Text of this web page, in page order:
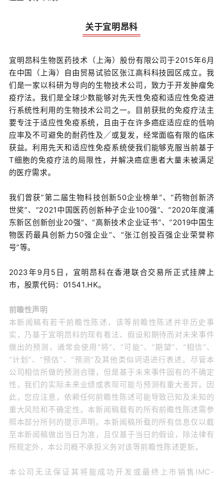
关于宜明昂科
宜明昂科生物医药技术（上海）股份有限公司于2015年6月
在中国（上海）自由贸易试验区张江高科科技园区成立。我
们是一家以科研为导向的生物技术公司，致力于开发肿瘤免
疫疗法。我们是全球少数能够对先天性免疫和适应性免疫进
行系统性利用的生物技术公司之一。目前获批的免疫疗法主
要专注于适应性免疫系统，且由于在许多癌症适应症的低响
应率及不可避免的耐药性及╱或复发，经常面临有限的临床
获益。利用先天和适应性免疫系统使我们能够克服当前基于
T细胞的免疫疗法的局限性，并解决癌症患者大量未被满足
的医疗需求。
我们曾获“第二届生物科技创新50企业榜单”、“药物创新济
世奖”、“2021中国医药创新种子企业100强”、“2020年度浦
东新区创新创业20强”、“高新技术企业证书”、“2019中国生
物医药最具创新力50强企业”、“张江创投百强企业荣誉称
号”等。
2023年9月5日，宜明昂科在香港联合交易所正式挂牌上
市，股票代码：01541.HK。
前瞻性声明
本新闻稿有若干前瞻性陈述，该等前瞻性陈述并非历史事
实，乃基于宜明昂科的现有看法、假设和期待而对未来事件
做出的预测，通常会使用“将”、“可能”、“期望”、“相信”、
“计划”、“预估”、“预测“及其他类似词语进行表述。尽管本
公司相信所做的预测合理，但是基于未来事件固有的不确定
性，我们的实际未来业绩或表现可能与预测有重大差异。因
此，您应注意，依赖任何前瞻性陈述可能导致已知及未知的
重大风险和不确定性。本新闻稿载有的所有前瞻性陈述需参
照本部分所列的提示声明。本新闻稿所载的所有信息仅以截
至本新闻稿做出当日为准，且仅基于当日的假设，除法律有
所规定外，本公司概不承担义务对该等前瞻性陈述更新。
本公司无法保证其将能成功开发或最终上市销售IMC-